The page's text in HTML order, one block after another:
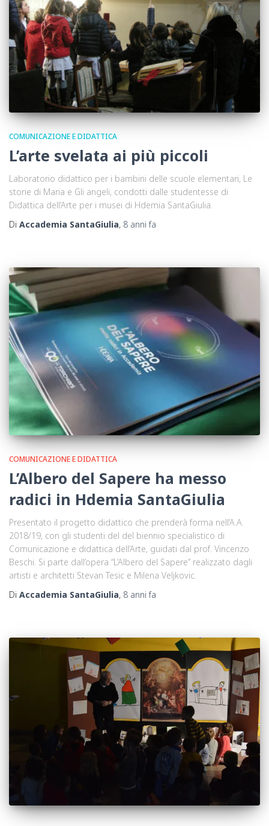
COMUNICAZIONE E DIDATTICA
L’arte svelata ai più piccoli
Laboratorio didattico per i bambini delle scuole elementari, Le
storie di Maria e Gli angeli, condotti dalle studentesse di
Didattica dell’Arte per i musei di Hdemia SantaGiulia.
Di Accademia SantaGiulia, 8 anni fa
COMUNICAZIONE E DIDATTICA
L’Albero del Sapere ha messo
radici in Hdemia SantaGiulia
Presentato il progetto didattico che prenderà forma nell’A.A.
2018/19, con gli studenti del del biennio specialistico di
Comunicazione e didattica dell’Arte, guidati dal prof. Vincenzo
Beschi. Si parte dall’opera “L’Albero del Sapere” realizzato dagli
artisti e architetti Stevan Tesic e Milena Veljkovic.
Di Accademia SantaGiulia, 8 anni fa